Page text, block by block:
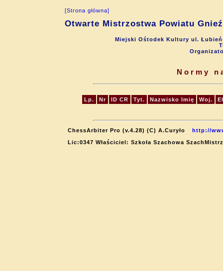
[Strona główna]
Otwarte Mistrzostwa Powiatu
Miejski Ośtodek Kultury ul.
Normy
Lp. Nr ID CR Tyt. Nazwisko Imię Woj.
ChessArbiter Pro (v.4.28) (C) A.Curyło
http://
Lic:0347 Właściciel: Szkoła Szachowa